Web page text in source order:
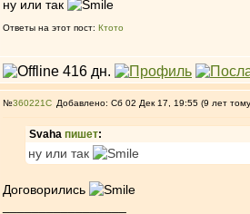
ну или так
Ответы на этот пост: Ктото
№360221 Добавлено: Сб 02 Дек 17, 19:55 (9 лет
Svaha пишет:
ну или так
Договорились